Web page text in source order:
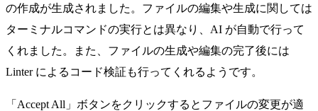
の作成が生成されました。ファイルの編集や生成に関しては
ターミナルコマンドの実行とは異なり、AI が自動で行って
くれました。また、ファイルの生成や編集の完了後には
Linter によるコード検証も行ってくれるようです。
「Accept All」ボタンをクリックするとファイルの変更が適